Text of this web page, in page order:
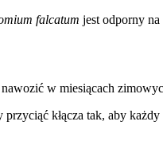
falcatum jest odporny
w miesiącach
kłącza tak, aby każdy